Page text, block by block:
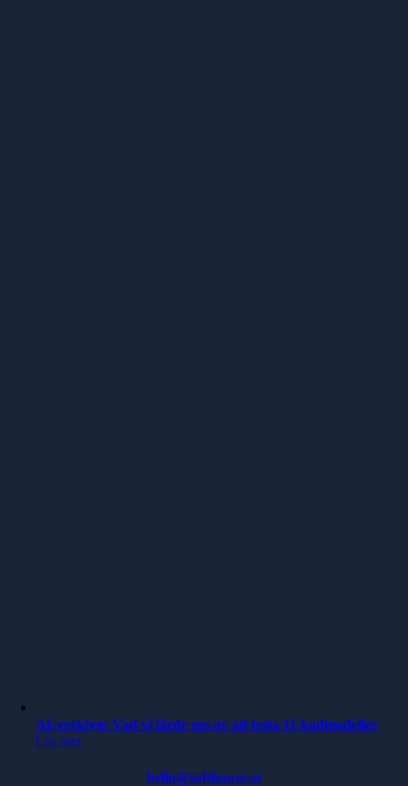
AI-verktyg: Vad vi lärde oss av att testa 11 kodmodeller
Läs mer
hello@softhouse.se